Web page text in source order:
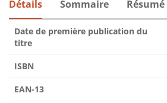
Détails Sommaire Résumé
Date de première publication du
titre
ISBN
EAN-13